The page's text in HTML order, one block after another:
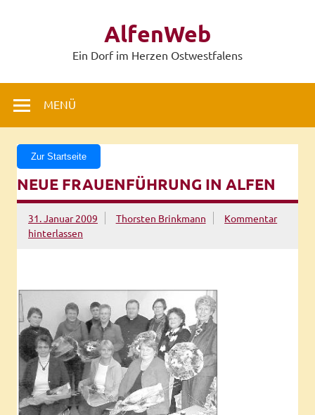
AlfenWeb
Ein Dorf im Herzen Ostwestfalens
MENÜ
Zur Startseite
NEUE FRAUENFÜHRUNG IN ALFEN
31. Januar 2009 Thorsten Brinkmann
Kommentar
hinterlassen